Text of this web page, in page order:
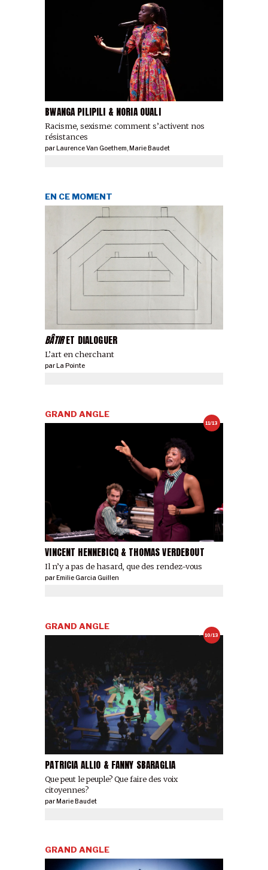
BWANGA PILIPILI & NORIA OUALI
Racisme, sexisme: comment s’activent nos
résistances
par Laurence Van Goethem, Marie Baudet
BÂTIRET DIALOGUER
L’art en cherchant
EN CE MOMENT
par La Pointe
11/13
VINCENT HENNEBICQ & THOMAS VERDEBOUT
Il n’y a pas de hasard, que des rendez-vous
GRAND ANGLE
par Emilie Garcia Guillen
10/13
PATRICIA ALLIO & FANNY SBARAGLIA
Que peut le peuple? Que faire des voix
citoyennes?
GRAND ANGLE
parMarie Baudet
GRAND ANGLE